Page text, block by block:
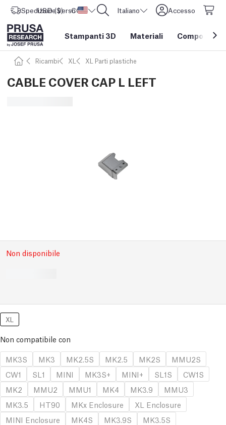
Spedizione verso Stati Uniti d'America
USD ($) CORE One L: Ora disponibile! Italiano Accesso
Stampanti 3D Materiali Componenti
Ricambi XL XL Parti plastiche
CABLE COVER CAP L LEFT
Non disponibile
XL
Non compatibile con
MK3S
MK3 MK2.5S MK2.5 MK2S
MMU2S
CW1
SL1 MINI MK3S+ MINI+ SL1S
CW1S
MK2
MMU2 MMU1 MK4 MK3.9
MMU3
MK3.5
HT90 MKx Enclosure
XL Enclosure
MINI Enclosure
MK4S MK3.9S
MK3.5S